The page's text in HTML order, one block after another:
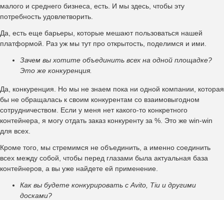
малого и среднего бизнеса, есть. И мы здесь, чтобы эту
потребность удовлетворить.
Да, есть еще барьеры, которые мешают пользоваться нашей
платформой. Раз уж мы тут про открытость, поделимся и ими.
Зачем вы хотите объединить всех на одной площадке?
Это же конкуренция.
Да, конкуренция. Но мы не знаем пока ни одной компании, которая
бы не обращалась к своим конкурентам со взаимовыгодном
сотрудничеством. Если у меня нет какого-то конкретного
контейнера, я могу отдать заказ конкуренту за %. Это же win-win
для всех.
Кроме того, мы стремимся не объединить, а именно соединить
всех между собой, чтобы перед глазами была актуальная база
контейнеров, а вы уже найдете ей применение.
Как вы будете конкурировать с Avito, Tiu и другими
досками?